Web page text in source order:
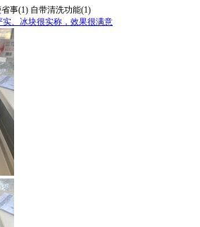
事(1) 自带清洗功能(1)
、冰块很实称，效果很满意